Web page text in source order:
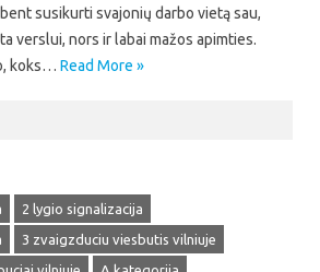
susikurti svajonių darbo vietą sau,
verslui, nors ir labai mažos apimties.
koks… Read More »
2 lygio signalizacija
3 zvaigzduciu viesbutis vilniuje